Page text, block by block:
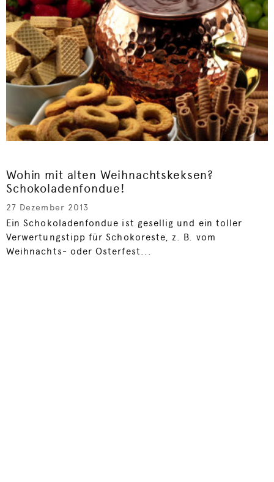
Wohin mit alten Weihnachtskeksen?
Schokoladenfondue!
27 Dezember 2013
Ein Schokoladenfondue ist gesellig und ein toller
Verwertungstipp für Schokoreste, z. B. vom
Weihnachts- oder Osterfest...